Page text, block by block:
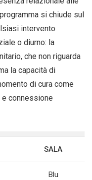
si chiude sul
intervento
o diurno: la
che non riguarda
la capacità di
di cura come
connessione
SALA
Blu